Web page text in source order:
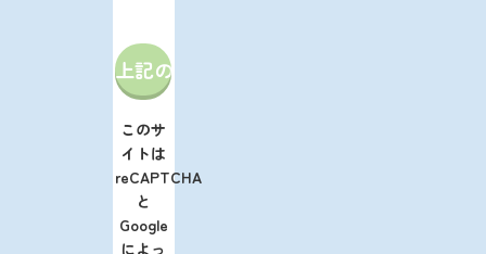
このサ
イトは
reCAPTCHA
と
Google
によっ